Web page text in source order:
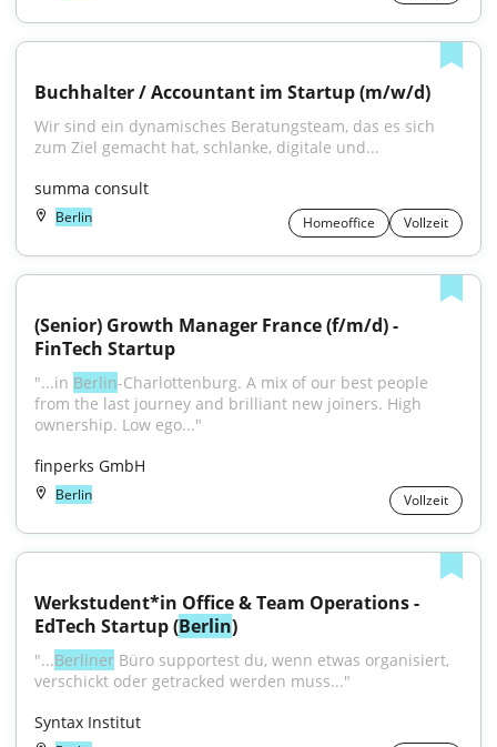
Buchhalter / Accountant im Startup (m/w/d)
Wir sind ein dynamisches Beratungsteam, das es sich
zum Ziel gemacht hat, schlanke, digitale und...
summa consult
Berlin Homeoffice Vollzeit
(Senior) Growth Manager France (f/m/d) -
FinTech Startup
"...in Berlin-Charlottenburg. A mix of our best people
from the last journey and brilliant new joiners. High
ownership. Low ego..."
finperks GmbH
Berlin Vollzeit
Werkstudent*in Office & Team Operations -
EdTech Startup (Berlin)
"...Berliner Büro supportest du, wenn etwas organisiert,
verschickt oder getracked werden muss..."
Syntax Institut